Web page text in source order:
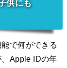
供にも
で何ができる
Apple IDの年